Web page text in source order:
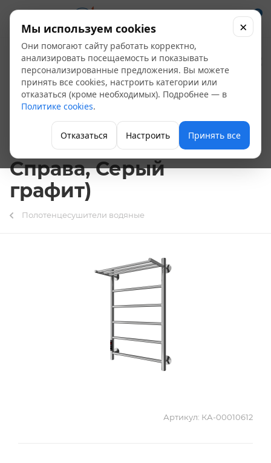
0
Полотенцесушитель
электрический
Классика Гранд с
полкой 50-100, 230 вт
(К-ЖК панель,
Справа, Серый
графит)
Полотенцесушители водяные
Артикул: КА-00010612
Мы используем cookies
Они помогают сайту работать корректно,
анализировать посещаемость и показывать
персонализированные предложения. Вы можете
принять все cookies, настроить категории или
отказаться (кроме необходимых). Подробнее — в
Политике cookies.
Отказаться Настроить Принять все
×